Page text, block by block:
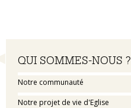
Navigation
QUI SOMMES-NOUS ?
Notre communauté
Notre projet de vie d'Eglise